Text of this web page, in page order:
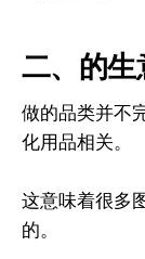
二、的
做的品类并不
化用品相关。
这意味着很多
的。